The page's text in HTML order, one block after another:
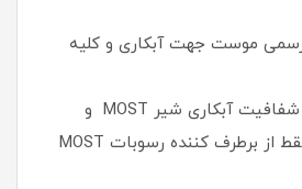
رسمی موست جهت آبکاری و کلیه
جهت حفظ زیبائی و شفافیت آبکاری شیر MOST و
استفاده از گارانتی فقط از برطرف کننده رسوبات MOST